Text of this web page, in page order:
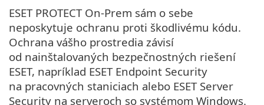
ESET PROTECT On-Prem sám o sebe
neposkytuje ochranu proti škodlivému kódu.
Ochrana vášho prostredia závisí
od nainštalovaných bezpečnostných riešení
ESET, napríklad ESET Endpoint Security
na pracovných staniciach alebo ESET Server
Security na serveroch so systémom Windows.